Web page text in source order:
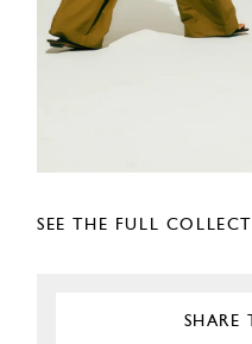
SEE THE FULL
SHARE